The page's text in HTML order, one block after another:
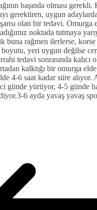
başında olması
gerektiren, uygun
olan bir tedavi.
noktada tutmaya
buna rağmen ilerlerse, korse
yeri uygun değilse
tedavi sonrasında kalıcı
kalktığı bir omurga
4-6 saat kadar süre alıyor.
günde yürüyor, 4-5 günde
6 ayda yavaş yavaş